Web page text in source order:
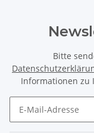
Bitte
Informationen zu